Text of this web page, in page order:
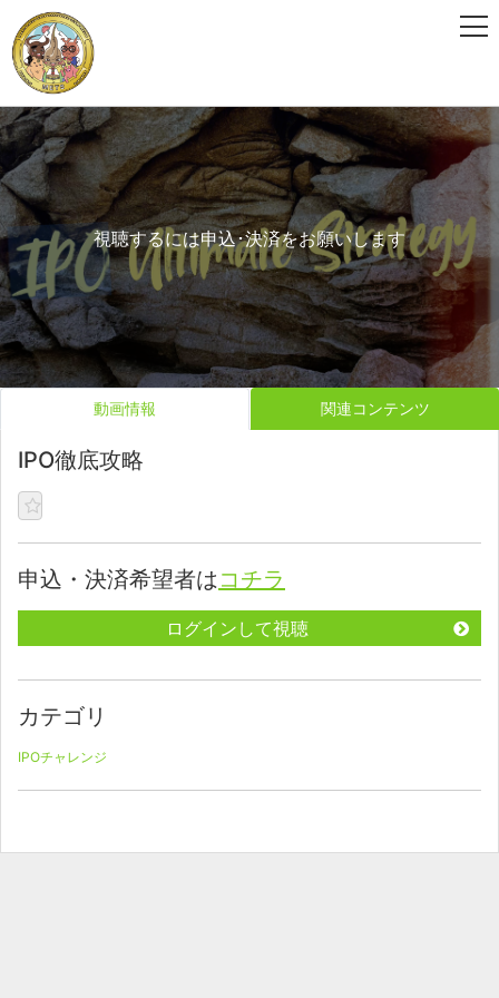
視聴するには申込･決済をお願いします
動画情報 関連コンテンツ
IPO徹底攻略
申込・決済希望者はコチラ
ログインして視聴
カテゴリ
IPOチャレンジ